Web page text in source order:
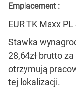
Emplacement :
EUR TK Maxx
Stawka
28,64zł brutto
otrzymują
tej lokalizacji.